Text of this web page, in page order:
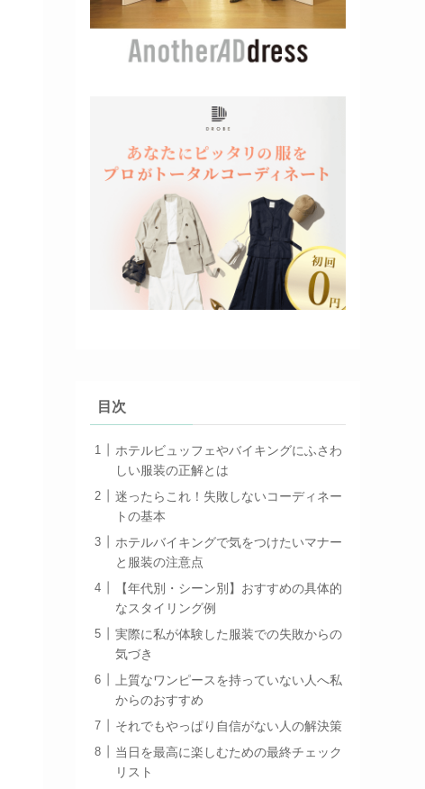
目次
ホテルビュッフェやバイキングにふさわ
しい服装の正解とは
迷ったらこれ！失敗しないコーディネー
トの基本
ホテルバイキングで気をつけたいマナー
と服装の注意点
【年代別・シーン別】おすすめの具体的
なスタイリング例
実際に私が体験した服装での失敗からの
気づき
上質なワンピースを持っていない人へ私
からのおすすめ
それでもやっぱり自信がない人の解決策
当日を最高に楽しむための最終チェック
リスト